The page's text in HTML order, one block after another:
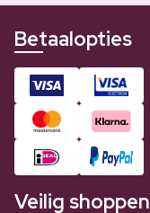
Betaalopties
Veilig shoppen